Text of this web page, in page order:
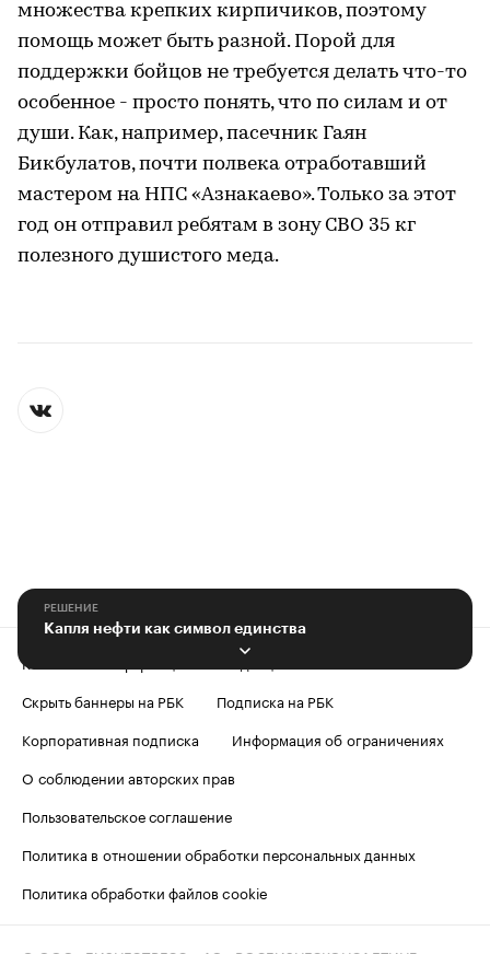
множества крепких кирпичиков, поэтому
помощь может быть разной. Порой для
поддержки бойцов не требуется делать что-то
особенное - просто понять, что по силам и от
души. Как, например, пасечник Гаян
Бикбулатов, почти полвека отработавший
мастером на НПС «Азнакаево». Только за этот
год он отправил ребятам в зону СВО 35 кг
полезного душистого меда.
РЕШЕНИЕ
Капля нефти как символ единства
Контактная информация
Скрыть баннеры на РБК
Подписка на РБК
Корпоративная подписка
Информация об ограничениях
О соблюдении авторских прав
Пользовательское соглашение
Политика в отношении обработки персональных данных
Политика обработки файлов cookie